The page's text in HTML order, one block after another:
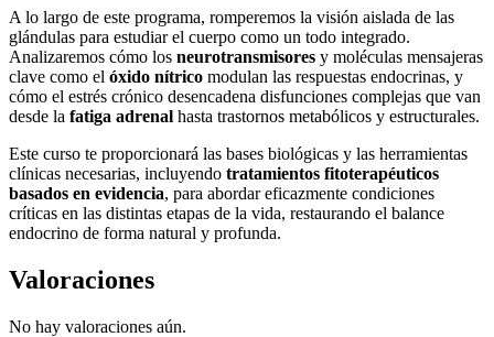
A lo largo de este programa, romperemos la visión aislada de las
glándulas para estudiar el cuerpo como un todo integrado.
Analizaremos cómo los neurotransmisores y moléculas mensajeras
clave como el óxido nítrico modulan las respuestas endocrinas, y
cómo el estrés crónico desencadena disfunciones complejas que van
desde la fatiga adrenal hasta trastornos metabólicos y estructurales.
Este curso te proporcionará las bases biológicas y las herramientas
clínicas necesarias, incluyendo tratamientos fitoterapéuticos
basados en evidencia, para abordar eficazmente condiciones
críticas en las distintas etapas de la vida, restaurando el balance
endocrino de forma natural y profunda.
Valoraciones
No hay valoraciones aún.